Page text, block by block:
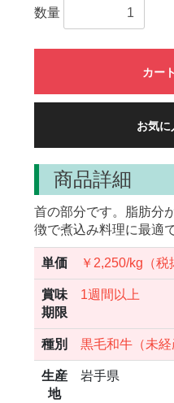
数量
カー
お気に
商品詳細
首の部分です。脂肪分
徴で煮込み料理に最適で
単価 ￥2,250/kg（税
賞味
期限
1週間以上
種別 黒毛和牛（未経
生産
地
岩手県